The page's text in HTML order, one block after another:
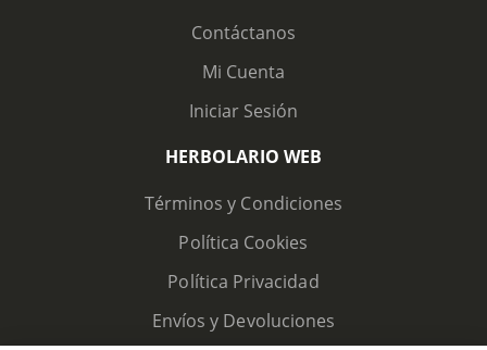
Contáctanos
Mi Cuenta
Iniciar Sesión
HERBOLARIO WEB
Términos y Condiciones
Política Cookies
Política Privacidad
Envíos y Devoluciones